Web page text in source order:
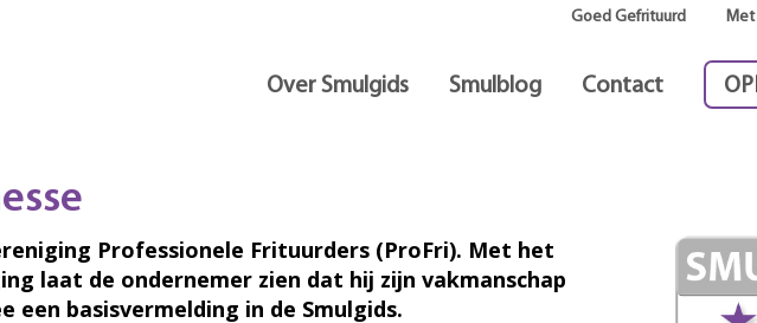
Goed Gefrituurd Met
Over Smulgids Smulblog Contact
Professionele Frituurders (ProFri). Met het
laat de ondernemer zien dat hij zijn vakmanschap
een basisvermelding in de Smulgids.